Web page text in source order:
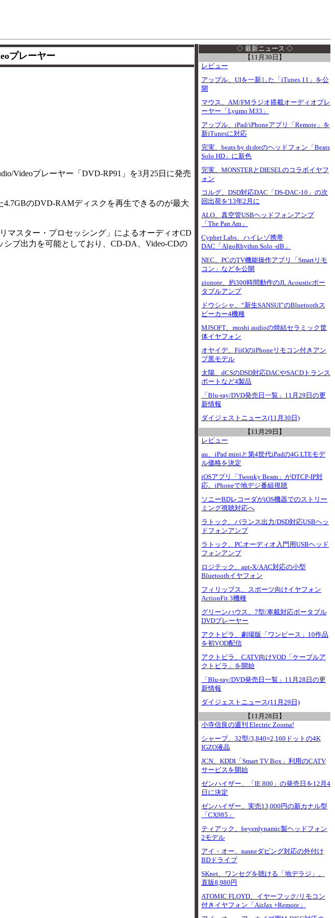
プレーヤー
Videoプレーヤー「DVD-RP91」を3月25日に発売
のDVD-RAMディスクを再生できるのが最大
マスター・プロセッシング」によるオーディオCD
ブ出力を可能としており、CD-DA、Video-CDの
◇ 最新ニュース ◇
【11月30日】
レビュー
アップル、UIを一新した「iTunes 11」を公
開
マウス、AM/FMラジオ搭載オーディオプレ
ーヤー「Lyumo M33」
アップル、iPad/iPhoneアプリ「Remote」を
新iTunesに対応
完実、beats by dr.dreのヘッドフォン「Beats
Solo HD」に新色
完実、MONSTERとDIESELのコラボイヤフ
ォン
コルグ、DSD対応DAC「DS-DAC-10」の次
回出荷を'13年2月に
ALO、真空管USBヘッドフォンアンプ
「The Pan Am」
Cypher Labs、ハイレゾ携帯
DAC「AlgoRhythm Solo -dB」
NEC、PCのTV機能操作アプリ「Smartリモ
コン」などを公開
zionote、約300時間動作のJL Acousticポー
タブルアンプ
ドウシシャ、“新生SANSUI”のBluetoothス
ピーカー4機種
MJSOFT、moshi audioの焼結セラミック筐
体イヤフォン
オヤイデ、FiiOのiPhoneリモコン付きアン
プ黒モデル
太陽、dCSのDSD対応DACやSACDトランス
ポートなど4製品
「Blu-ray/DVD発売日一覧」11月29日の更
新情報
ダイジェストニュース(11月30日)
【11月29日】
レビュー
au、iPad miniと第4世代iPadの4G LTEモデ
ル価格を決定
iOSアプリ「Twonky Beam」がDTCP-IP対
応。iPhoneで地デジ番組視聴
ソニーBDレコーダがiOS機器でのストリー
ミング視聴対応へ
ラトック、バランス出力/DSD対応USBヘッ
ドフォンアンプ
ラトック、PCオーディオ入門用USBヘッド
フォンアンプ
ロジテック、apt-X/AAC対応の小型
Bluetoothイヤフォン
フィリップス、スポーツ向けイヤフォン
ActionFit 3機種
グリーンハウス、7型/車載対応ポータブル
DVDプレーヤー
アクトビラ、劇場版「ワンピース」10作品
を初VOD配信
アクトビラ、CATV向けVOD「ケーブルア
クトビラ」を開始
「Blu-ray/DVD発売日一覧」11月28日の更
新情報
ダイジェストニュース(11月29日)
【11月28日】
小寺信良の週刊 Electric Zooma!
シャープ、32型/3,840×2,160ドットの4K
IGZO液晶
JCN、KDDI「Smart TV Box」利用のCATV
サービスを開始
ゼンハイザー、「IE 800」の発売日を12月4
日に決定
ゼンハイザー、実売13,000円の新カナル型
「CX985」
ティアック、beyerdynamic製ヘッドフォン
2モデル
アイ・オー、nasneダビング対応の外付け
BDドライブ
SKnet、ワンセグを聴ける「地デラジ」。
直販8,980円
ATOMIC FLOYD、イヤーフック/リモコン
付きイヤフォン「AirJax +Remote」